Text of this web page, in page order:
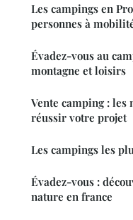
Les campings en
personnes à
Évadez-vous au
montagne et loisirs
Vente camping :
réussir votre projet
Les campings les
Évadez-vous :
nature en france